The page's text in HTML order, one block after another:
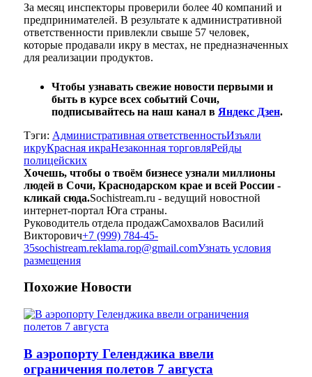
За месяц инспекторы проверили более 40 компаний и
предпринимателей. В результате к административной
ответственности привлекли свыше 57 человек,
которые продавали икру в местах, не предназначенных
для реализации продуктов.
Чтобы узнавать свежие новости первыми и
быть в курсе всех событий Сочи,
подписывайтесь на наш канал в Яндекс Дзен.
Тэги: Административная ответственностьИзъяли
икруКрасная икраНезаконная торговляРейды
полицейских
Хочешь, чтобы о твоём бизнесе узнали миллионы
людей в Сочи, Краснодарском крае и всей России -
кликай сюда.Sochistream.ru - ведущий новостной
интернет-портал Юга страны.
Руководитель отдела продажСамохвалов Василий
Викторович+7 (999) 784-45-
35sochistream.reklama.rop@gmail.comУзнать условия
размещения
Похожие Новости
В аэропорту Геленджика ввели
ограничения полетов 7 августа